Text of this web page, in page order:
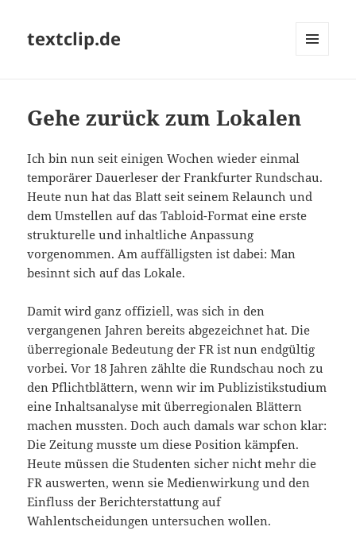
textclip.de
Gehe zurück zum Lokalen
Ich bin nun seit einigen Wochen wieder einmal
temporärer Dauerleser der Frankfurter Rundschau.
Heute nun hat das Blatt seit seinem Relaunch und
dem Umstellen auf das Tabloid-Format eine erste
strukturelle und inhaltliche Anpassung
vorgenommen. Am auffälligsten ist dabei: Man
besinnt sich auf das Lokale.
Damit wird ganz offiziell, was sich in den
vergangenen Jahren bereits abgezeichnet hat. Die
überregionale Bedeutung der FR ist nun endgültig
vorbei. Vor 18 Jahren zählte die Rundschau noch zu
den Pflichtblättern, wenn wir im Publizistikstudium
eine Inhaltsanalyse mit überregionalen Blättern
machen mussten. Doch auch damals war schon klar:
Die Zeitung musste um diese Position kämpfen.
Heute müssen die Studenten sicher nicht mehr die
FR auswerten, wenn sie Medienwirkung und den
Einfluss der Berichterstattung auf
Wahlentscheidungen untersuchen wollen.